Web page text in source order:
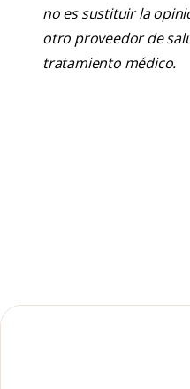
no es sustituir la
otro proveedor de
tratamiento médico.